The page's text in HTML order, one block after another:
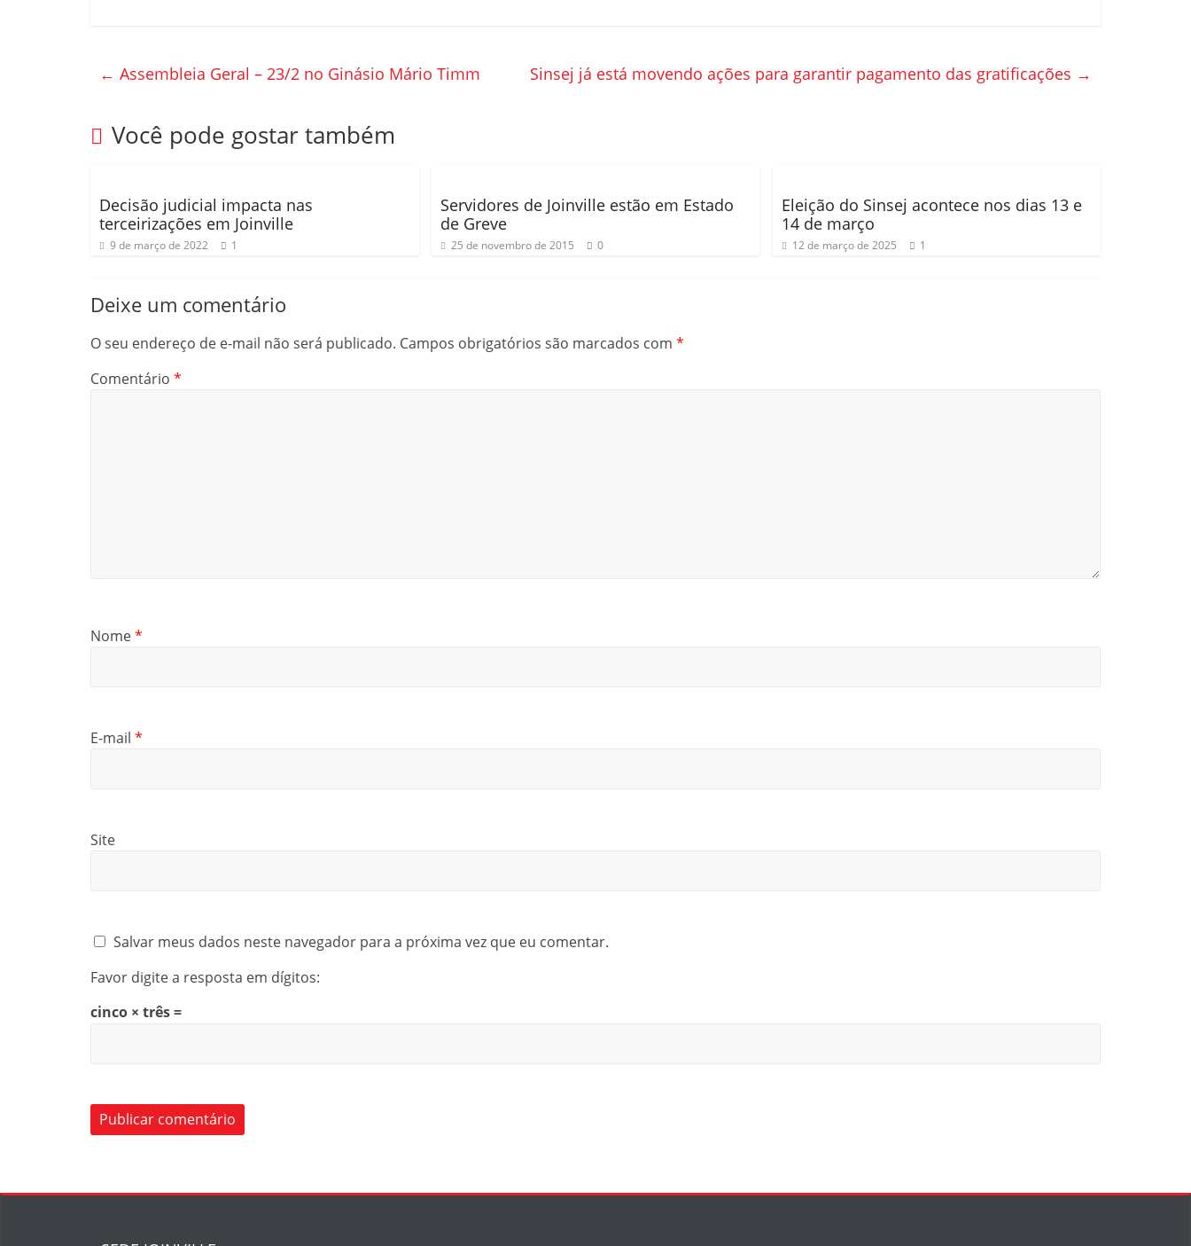
e
o
o
er p
til
h
← Assembleia Geral – 23/2 no Ginásio Mário Timm Sinsej já está movendo ações para garantir pagamento das gratificações →
Você pode gostar também
Decisão judicial impacta nas
terceirizações em Joinville
9 de março de 2022 1
Servidores de Joinville estão em Estado
de Greve
25 de novembro de 2015 0
Eleição do Sinsej acontece nos dias 13 e
14 de março
12 de março de 2025 1
Deixe um comentário
O seu endereço de e-mail não será publicado. Campos obrigatórios são marcados com *
Comentário *
Nome*
E-mail *
Site
Salvar meus dados neste navegador para a próxima vez que eu comentar.
Favor digite a resposta em dígitos:
cinco × três =